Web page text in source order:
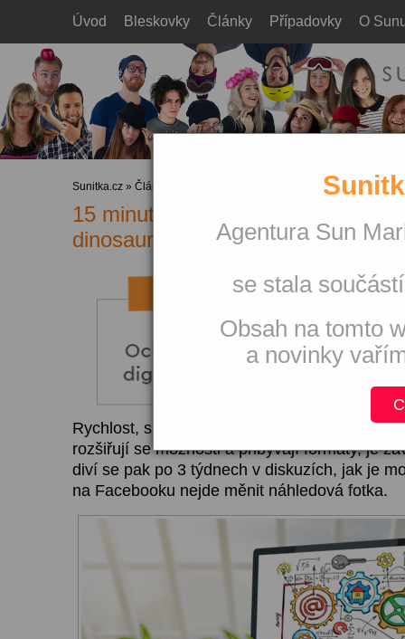
Agentura Sun
se stala
Obsah na tomto
a novinky
Úvod Bleskovky Články Případovky O
Sunitka.cz » Články
15 minut denně aneb jak nebýt
dinosaurus
Rychlost, s jakou se na sociálních médiích
rozšiřují se možnosti a přibývají formáty, je
diví se pak po 3 týdnech v diskuzích, jak je
na Facebooku nejde měnit náhledová fotka.